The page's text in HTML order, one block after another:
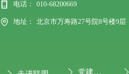
电话： 010-68200669
地址： 北京市万寿路27号院8号楼9层
ꄲ 党建专栏 ꄲ